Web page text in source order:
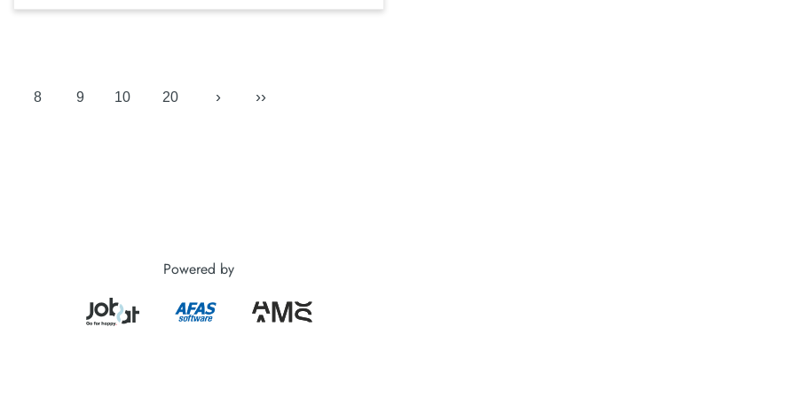
8 9 10 20 › ››
Powered by